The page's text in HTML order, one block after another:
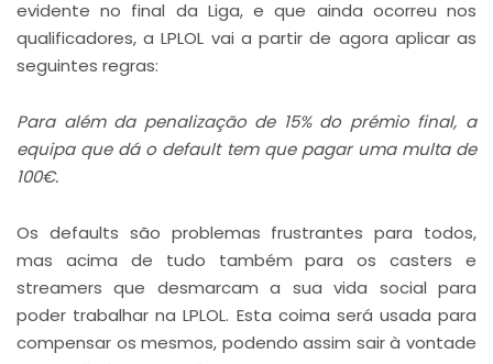
evidente no final da Liga, e que ainda ocorreu nos
qualificadores, a LPLOL vai a partir de agora aplicar as
seguintes regras:
Para além da penalização de 15% do prémio final, a
equipa que dá o default tem que pagar uma multa de
100€.
Os defaults são problemas frustrantes para todos,
mas acima de tudo também para os casters e
streamers que desmarcam a sua vida social para
poder trabalhar na LPLOL. Esta coima será usada para
compensar os mesmos, podendo assim sair à vontade